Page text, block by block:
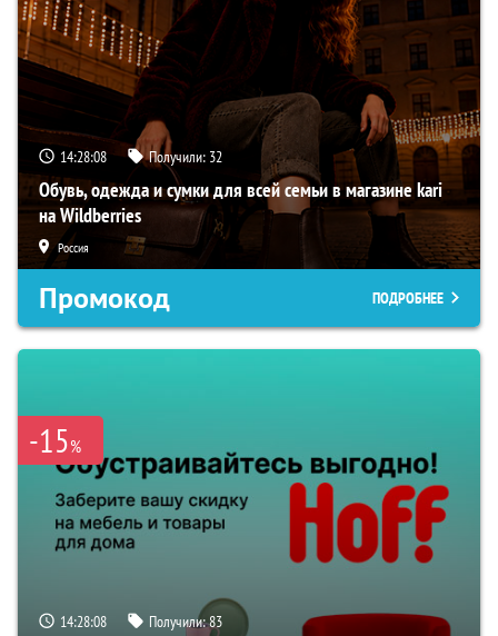
14:28:07 Получили: 32
Обувь, одежда и сумки для всей семьи в магазине kari
на Wildberries
Россия
Промокод ПОДРОБНЕЕ
-15%
14:28:07 Получили:83